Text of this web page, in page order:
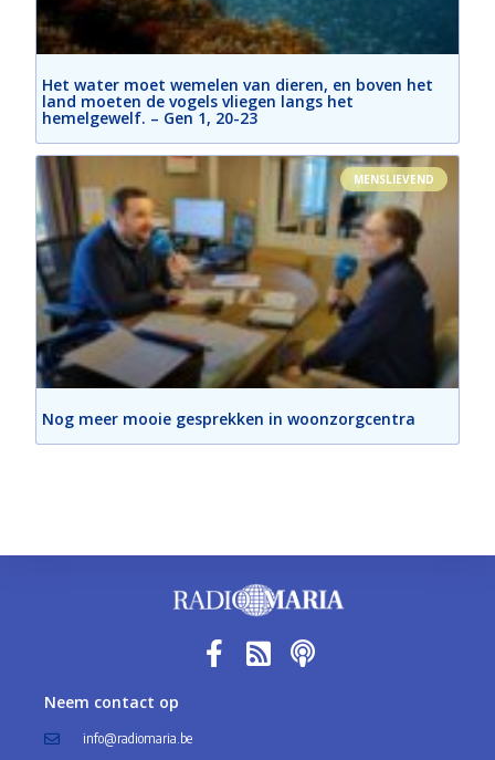
Het water moet wemelen van dieren, en boven het
land moeten de vogels vliegen langs het
hemelgewelf. – Gen 1, 20-23
MENSLIEVEND
Nog meer mooie gesprekken in woonzorgcentra
Neem contact op
info@radiomaria.be